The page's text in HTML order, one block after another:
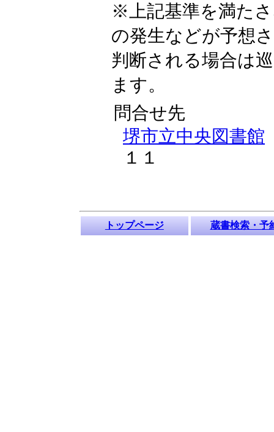
※上記基準を満た
の発生などが予想
判断される場合は
ます。
問合せ先
堺市立中央図書館
１１
トップページ 蔵書検索・予